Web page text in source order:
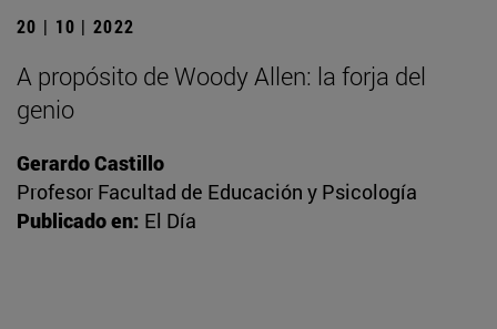
20 | 10 | 2022
A propósito de Woody Allen: la forja del
genio
Gerardo Castillo
Profesor Facultad de Educación y Psicología
Publicado en: El Día